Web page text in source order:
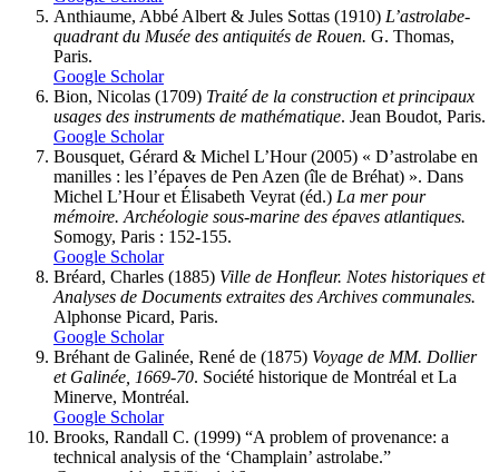
Anthiaume, Abbé Albert & Jules Sottas (1910) L’astrolabe-
quadrant du Musée des antiquités de Rouen. G. Thomas,
Paris.
Google Scholar
Bion, Nicolas (1709) Traité de la construction et principaux
usages des instruments de mathématique. Jean Boudot, Paris.
Google Scholar
Bousquet, Gérard & Michel L’Hour(2005) « D’astrolabe en
manilles : les l’épaves de Pen Azen (île de Bréhat) ». Dans
Michel L’Hour et Élisabeth Veyrat (éd.) La mer pour
mémoire. Archéologie sous-marine des épaves atlantiques.
Somogy, Paris : 152-155.
Google Scholar
Bréard, Charles (1885) Ville de Honfleur. Notes historiques et
Analyses de Documents extraites des Archives communales.
Alphonse Picard, Paris.
Google Scholar
Bréhant de Galinée, René de (1875) Voyage de MM. Dollier
et Galinée, 1669-70. Société historique de Montréal et La
Minerve, Montréal.
Google Scholar
Brooks, Randall C. (1999) “A problem of provenance: a
technical analysis of the ‘Champlain’ astrolabe.”